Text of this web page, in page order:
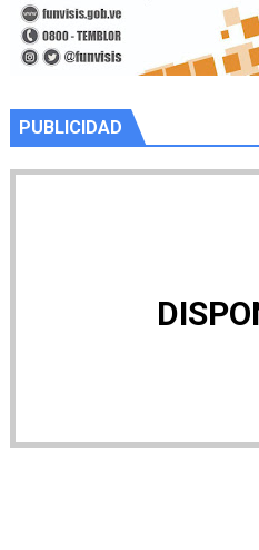
PUBLICIDAD